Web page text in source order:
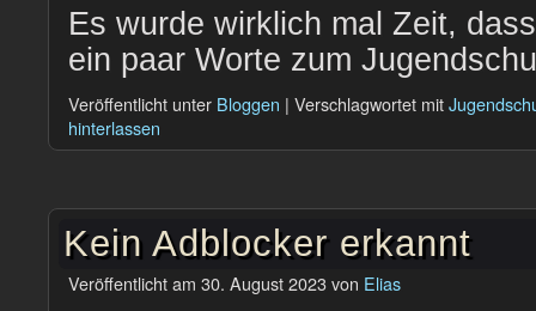
Es wurde wirklich mal Zeit,
ein paar Worte zum
Veröffentlicht unter Bloggen | Verschlagwortet mit
hinterlassen
Kein Adblocker erkannt
Veröffentlicht am 30. August 2023von Elias